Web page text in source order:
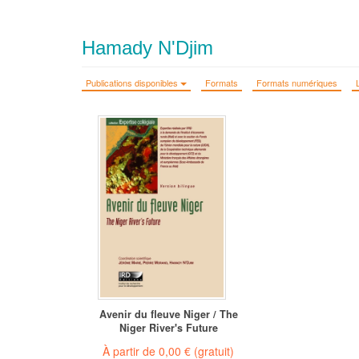
Hamady N'Djim
Publications disponibles Formats Formats numériques
Avenir du fleuve Niger / The
Niger River's Future
À partir de0,00 € (gratuit)